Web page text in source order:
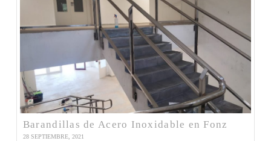
Barandillas de Acero Inoxidable en Fonz
28 SEPTIEMBRE, 2021